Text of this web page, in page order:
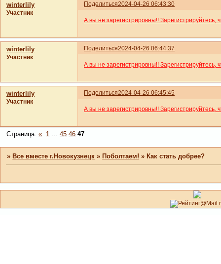
Поделиться2024-04-26 06:43:30
winterlily
Участник
А вы не зарегистрировны!! Зарегистрируйтесь,
Поделиться2024-04-26 06:44:37
winterlily
Участник
А вы не зарегистрировны!! Зарегистрируйтесь,
Поделиться2024-04-26 06:45:45
winterlily
Участник
А вы не зарегистрировны!! Зарегистрируйтесь,
Страница:« 1 45 46 47
» Все вместе г.Новокузнецк » Поболтаем! » Как стать добрее?